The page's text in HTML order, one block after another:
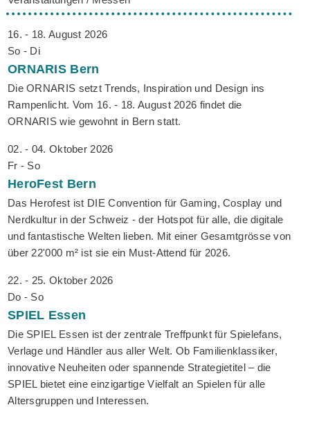
16. - 18. August 2026
So - Di
ORNARIS Bern
Die ORNARIS setzt Trends, Inspiration und Design ins
Rampenlicht. Vom 16. - 18. August 2026 findet die
ORNARIS wie gewohnt in Bern statt.
02. - 04. Oktober 2026
Fr - So
HeroFest Bern
Das Herofest ist DIE Convention für Gaming, Cosplay und
Nerdkultur in der Schweiz - der Hotspot für alle, die digitale
und fantastische Welten lieben. Mit einer Gesamtgrösse von
über 22'000 m² ist sie ein Must-Attend für 2026.
22. - 25. Oktober 2026
Do - So
SPIEL Essen
Die SPIEL Essen ist der zentrale Treffpunkt für Spielefans,
Verlage und Händler aus aller Welt. Ob Familienklassiker,
innovative Neuheiten oder spannende Strategietitel – die
SPIEL bietet eine einzigartige Vielfalt an Spielen für alle
Altersgruppen und Interessen.